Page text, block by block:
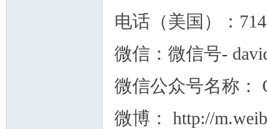
电话（美国）：
微信：微信号-
微信公众号名称：
微博： http://